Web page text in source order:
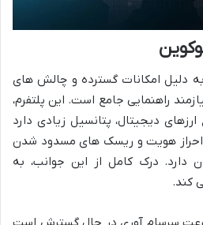
دلیل امکانات گسترده و چالش های
راهنمایی جامع است. این پلتفرم،
دیجیتال، پتانسیل زیادی دارد
احراز هویت و ریسک های مسدود شدن
دارد. درک کامل از این جوانب، به
کند.